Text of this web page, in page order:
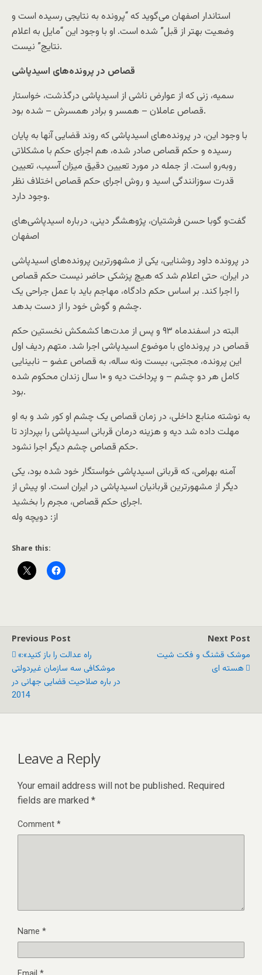
استاندار اصفهان می‌گوید که “پرونده به نتایجی رسیده است و
وضعیت بهتر از قبل” شده است. او با وجود این “مایل به اعلام
نتایج” نیست.
قصاص در پرونده‌های اسیدپاشی
سمیه، زنی که از عوارض ناشی از اسیدپاشی درگذشت، خواستار
قصاص عاملان – همسر و برادر همسرش – شده بود.
با وجود این، در پرونده‌های اسیدپاشی که روند قضایی آنها به پایان
رسیده و حکم قصاص صادر شده، هم اجرای حکم با مشکلاتی
روبه‌رو است. از جمله در مورد تعیین دقیق میزان آسیب، تعیین
قدرت سوزانندگی اسید و روش اجرای حکم قصاص اختلاف نظر
وجود دارد.
گفت‌و گو‌با حسن فرشتیان، پژوهشگر دینی، درباره اسیدپاشی‌های
اصفهان
در پرونده داود روشنایی، یکی از مشهورترین پرونده‌های اسیدپاشی
در ایران، حتی اعلام شد که هیچ پزشکی حاضر نیست حکم قصاص
را اجرا کند. بر اساس حکم دادگاه، مهاجم باید با عمل جراحی یک
چشم و گوش خود را از دست بدهد.
البته در اسفندماه ۹۳ و پس از مدت‌ها کشمکش نخستین حکم
قصاص در پرونده‌ای با موضوع اسیدپاشی اجرا شد. متهم ردیف اول
این پرونده، مجتبی، بیست ونه ساله، به قصاص عضو – نابینایی
کامل هر دو چشم – و پرداخت دیه و ۱۰ سال زندان محکوم شده
بود.
به نوشته منابع داخلی، در زمان قصاص یک چشم او کور شد و به او
مهلت داده شد دیه و هزینه درمان قربانی اسیدپاشی را بپردازد تا
حکم قصاص چشم دیگر اجرا نشود.
آمنه بهرامی، که قربانی اسیدپاشی خواستگار خود شده بود، یکی
دیگر از مشهورترین قربانیان اسیدپاشی در ایران است. او پیش از
اجرای حکم قصاص، مجرم را بخشید.
از: دويچه وله
Share this:
Previous Post
«راه عدالت را باز کنید»:
موشکافی سه سازمان غیردولتی
در باره صلاحیت قضایی جهانی در
2014
Next Post
موشک قشنگ و فکت شیت
هسته ای
Leave a Reply
Your email address will not be published. Required
fields are marked *
Comment*
Name *